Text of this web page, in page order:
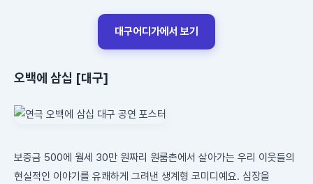
대구어디가에서 보기
오백에 삼십 [대구]
보증금 500에 월세 30만 원짜리 원룸촌에서 살아가는 우리 이웃들의
현실적인 이야기를 유쾌하게 그려낸 생계형 코미디예요. 심장을